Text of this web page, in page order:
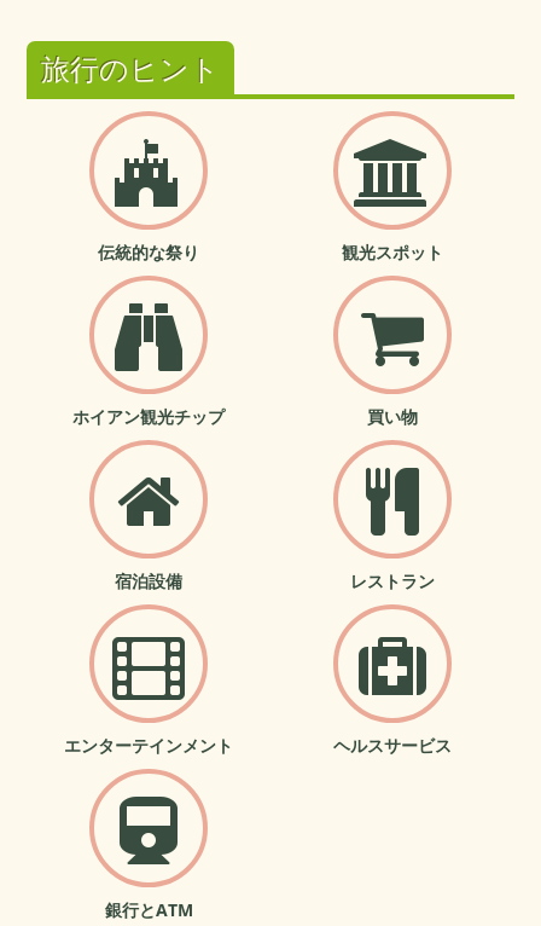
旅行のヒント
伝統的な祭り 観光スポット
ホイアン観光チップ 買い物
宿泊設備 レストラン
エンターテインメント ヘルスサービス
銀行とATM